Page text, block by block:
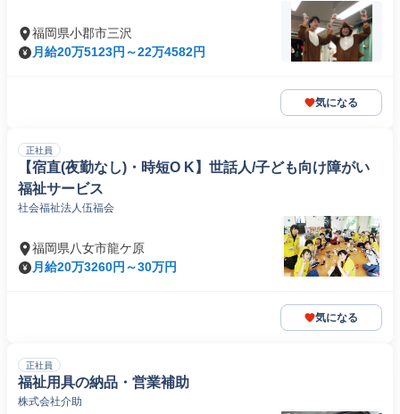
福岡県小郡市三沢
月給20万5123円～22万4582円
気になる
正社員
【宿直(夜勤なし)・時短O K】世話人/子ども向け障がい
福祉サービス
社会福祉法人伍福会
福岡県八女市龍ケ原
月給20万3260円～30万円
気になる
正社員
福祉用具の納品・営業補助
株式会社介助